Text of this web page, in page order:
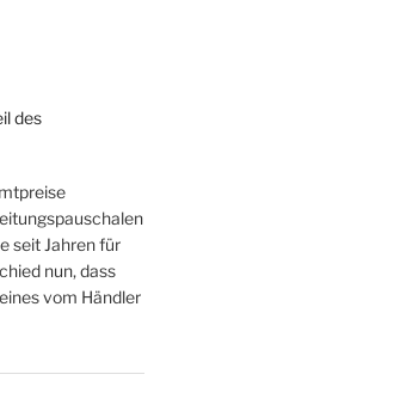
des
seit Jahren für
nun, dass
vom Händler